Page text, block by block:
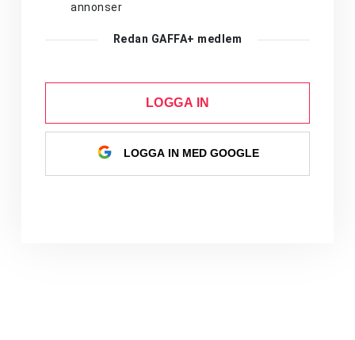
annonser
Redan GAFFA+ medlem
LOGGA IN
LOGGA IN MED GOOGLE